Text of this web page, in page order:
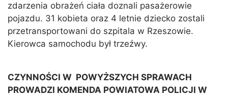
zdarzenia obrażeń ciała doznali pasażerowie
pojazdu. 31 kobieta oraz 4 letnie dziecko zostali
przetransportowani do szpitala w Rzeszowie.
Kierowca samochodu był trzeźwy.
CZYNNOŚCI W POWYŻSZYCH SPRAWACH
PROWADZI KOMENDA POWIATOWA POLICJI W